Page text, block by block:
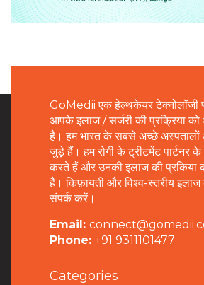
GoMedii एक हेल्थकेयर टेक्नोलॉजी
आपके इलाज / सर्जरी की प्रक्रिया को
है। हम भारत के सबसे अच्छे अस्पतालों
जुड़े हैं। हम रोगी के ट्रीटमेंट पार्टनर
करते हैं और उनकी इलाज की प्रकिया
हैं। किफ़ायती और विश्व-स्तरीय
संपर्क करें।
Email:
Phone: +91 9311101477
Categories